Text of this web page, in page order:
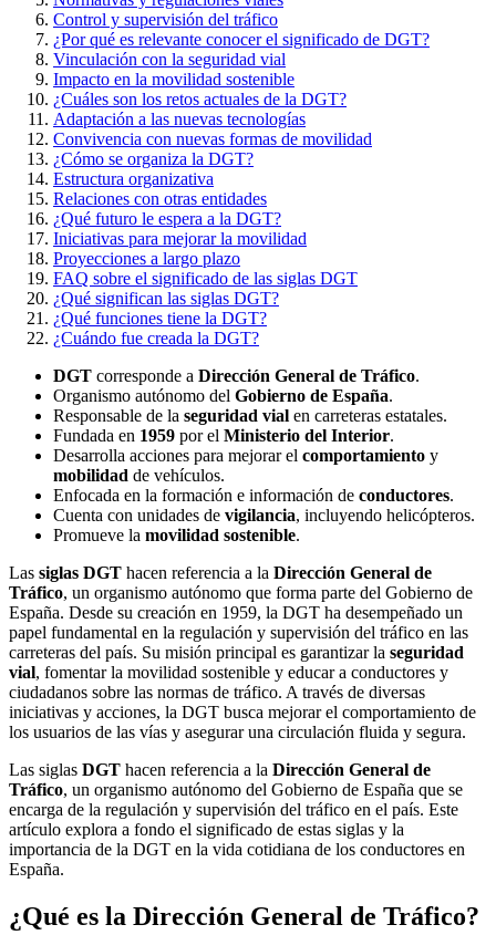
Control y supervisión del tráfico
¿Por qué es relevante conocer el significado de DGT?
Vinculación con la seguridad vial
Impacto en la movilidad sostenible
¿Cuáles son los retos actuales de la DGT?
Adaptación a las nuevas tecnologías
Convivencia con nuevas formas de movilidad
¿Cómo se organiza la DGT?
Estructura organizativa
Relaciones con otras entidades
¿Qué futuro le espera a la DGT?
Iniciativas para mejorar la movilidad
Proyecciones a largo plazo
FAQ sobre el significado de las siglas DGT
¿Qué significan las siglas DGT?
¿Qué funciones tiene la DGT?
¿Cuándo fue creada la DGT?
DGT corresponde a Dirección General de Tráfico.
Organismo autónomo del Gobierno de España.
Responsable de la seguridad vial en carreteras estatales.
Fundada en 1959 por el Ministerio del Interior.
Desarrolla acciones para mejorar el comportamiento y
mobilidad de vehículos.
Enfocada en la formación e información de conductores.
Cuenta con unidades de vigilancia, incluyendo helicópteros.
Promueve la movilidad sostenible.
Las siglas DGT hacen referencia a la Dirección General de
Tráfico, un organismo autónomo que forma parte del Gobierno de
España. Desde su creación en 1959, la DGT ha desempeñado un
papel fundamental en la regulación y supervisión del tráfico en las
carreteras del país. Su misión principal es garantizar la seguridad
vial, fomentar la movilidad sostenible y educar a conductores y
ciudadanos sobre las normas de tráfico. A través de diversas
iniciativas y acciones, la DGT busca mejorar el comportamiento de
los usuarios de las vías y asegurar una circulación fluida y segura.
Las siglas DGT hacen referencia a la Dirección General de
Tráfico, un organismo autónomo del Gobierno de España que se
encarga de la regulación y supervisión del tráfico en el país. Este
artículo explora a fondo el significado de estas siglas y la
importancia de la DGT en la vida cotidiana de los conductores en
España.
¿Qué es la Dirección General de Tráfico?